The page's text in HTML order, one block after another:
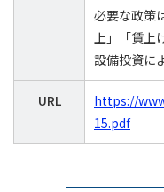
必要な政策
上」「賃上
設備投資に
URL
https://
15.pdf